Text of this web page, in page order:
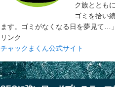
ク族とともに
ゴミを拾い
ます。ゴミがなくなる日を夢見て…」
リンク
チャックまくん公式サイト